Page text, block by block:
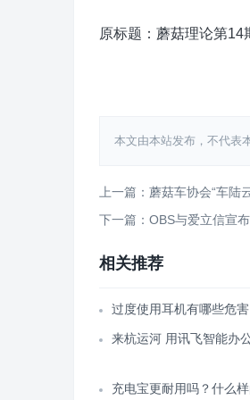
原标题：蘑菇理论第14
本文由本站发布，不代表
上一篇：蘑菇车协会“车陆
下一篇：OBS与爱立信宣
相关推荐
过度使用耳机有哪些危
来杭运河 用讯飞智能办
充电宝更耐用吗？什么